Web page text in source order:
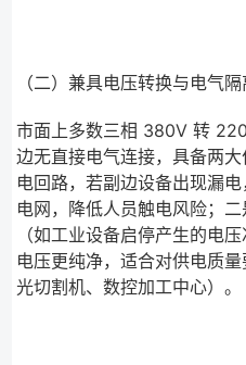
（二）兼具电压转换与电气隔
市面上多数三相 380V 转
边无直接电气连接，具备两
电回路，若副边设备出现漏
电网，降低人员触电风险；
（如工业设备启停产生的电
电压更纯净，适合对供电质
光切割机、数控加工中心）。